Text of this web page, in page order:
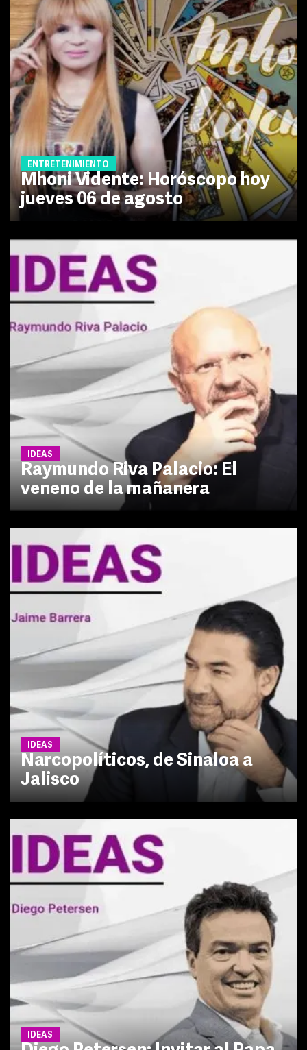
ENTRETENIMIENTO
Mhoni Vidente: Horóscopo hoy
jueves 06 de agosto
IDEAS
Raymundo Riva Palacio: El
veneno de la mañanera
IDEAS
Narcopolíticos, de Sinaloa a
Jalisco
IDEAS